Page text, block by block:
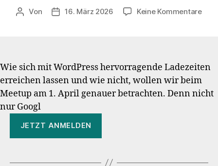
Beitragsautor
Von Veröffentlichungsdatum
16. März 2026 Keine Kommentarezu
–
Wie sich mit WordPress hervorragende Ladezeiten
erreichen lassen und wie nicht, wollen wir beim
Meetup am 1. April genauer betrachten. Denn nicht
nur Googl
JETZT ANMELDEN